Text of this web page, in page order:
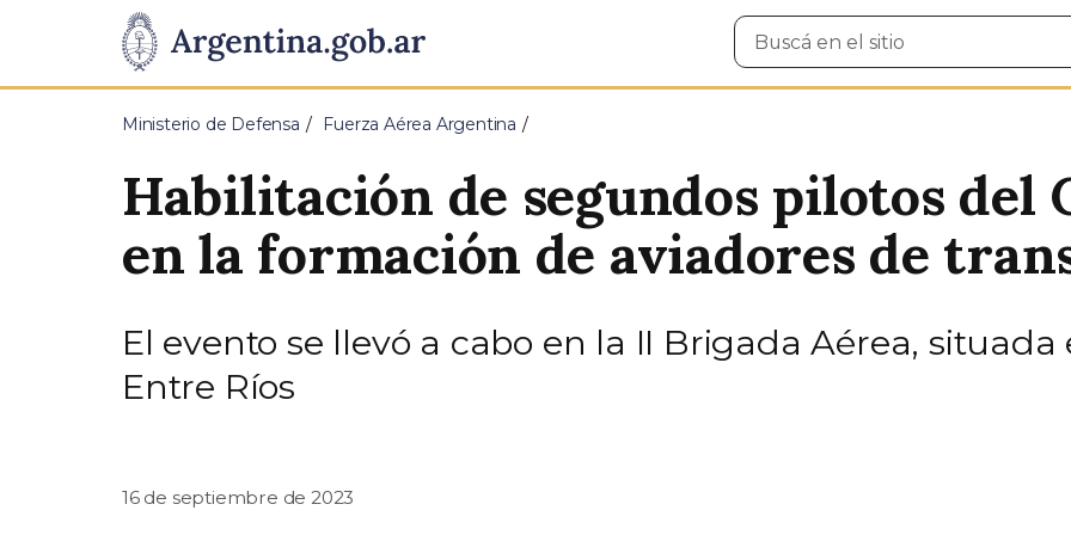
Presidencia
de
Pasar al contenido principal
Buscar
en
Ministerio de Defensa Fuerza Aérea Argentina
Habilitación de segundos pilotos del
en la formación de aviadores de
El evento se llevó a cabo en la II Brigada Aérea,
Entre Ríos
16 de septiembre de 2023